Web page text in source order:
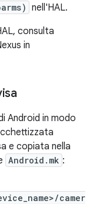
nell'HAL.
consulta
in
Android in modo
e copiata nella
Android.mk :
camer